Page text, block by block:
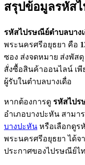
สรุปข้อมูลรหัส
รหัสไปรษณีย์ตำบลบาง
พระนครศรีอยุธยา คือ
ซอง ส่งจดหมาย ส่งพัส
สั่งซื้อสินค้าออนไลน์ เ
ผู้รับในตำบลบางเดื่อ
หากต้องการดู รหัสไปร
อำเภอบางปะหัน สามา
บางปะหัน หรือเลือกดูร
พระนครศรีอยุธยา ได้
ประกาศของไปรษณีย์ไ